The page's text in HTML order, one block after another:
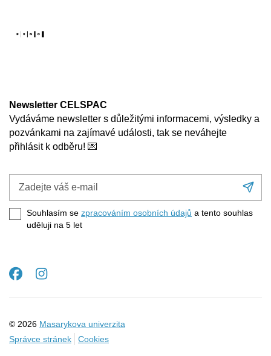
Newsletter CELSPAC
Vydáváme newsletter s důležitými informacemi, výsledky a
pozvánkami na zajímavé události, tak se neváhejte
přihlásit k odběru! 💌
e-
mail
Souhlasím se zpracováním osobních údajů a tento souhlas
uděluji na 5 let
© 2026 Masarykova univerzita
Správce stránek
Cookies
Facebook
Instagram